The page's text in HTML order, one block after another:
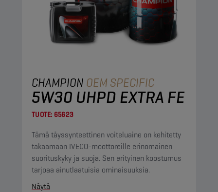
CHAMPION OEM SPECIFIC
5W30 UHPD EXTRA FE
TUOTE: 65623
Tämä täyssynteettinen voiteluaine on kehitetty
takaamaan IVECO-moottoreille erinomainen
suorituskyky ja suoja. Sen erityinen koostumus
tarjoaa ainutlaatuisia ominaisuuksia.
Näytä